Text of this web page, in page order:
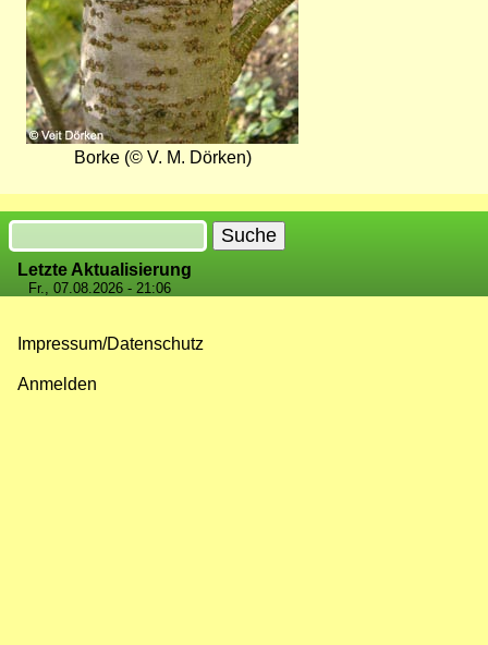
Borke (© V. M. Dörken)
Suche
Letzte Aktualisierung
Fr., 07.08.2026 - 21:06
Impressum/Datenschutz
Anmelden